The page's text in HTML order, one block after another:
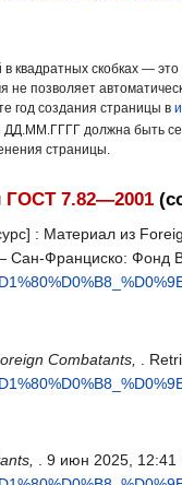
квадратных скобках — это
не позволяет
год создания страницы в
должна быть
страницы.
ГОСТ 7.82—2001
: Материал из
Франциско: Фонд
Combatants, .
. 9 июн 2025,